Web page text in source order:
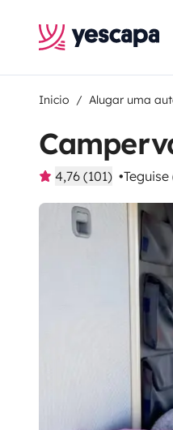
Inicio Alugar uma
4,76 (101)